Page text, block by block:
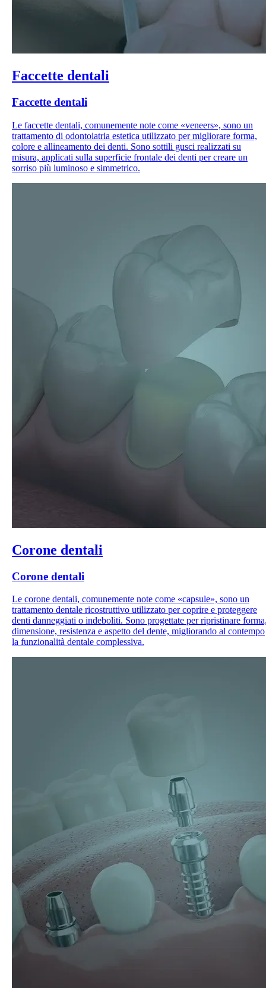
Faccette dentali
Faccette dentali
Le faccette dentali, comunemente note come «veneers», sono un
trattamento di odontoiatria estetica utilizzato per migliorare forma,
colore e allineamento dei denti. Sono sottili gusci realizzati su
misura, applicati sulla superficie frontale dei denti per creare un
sorriso più luminoso e simmetrico.
Corone dentali
Corone dentali
Le corone dentali, comunemente note come «capsule», sono un
trattamento dentale ricostruttivo utilizzato per coprire e proteggere
denti danneggiati o indeboliti. Sono progettate per ripristinare
dimensione, resistenza e aspetto del dente, migliorando al contempo
la funzionalità dentale complessiva.